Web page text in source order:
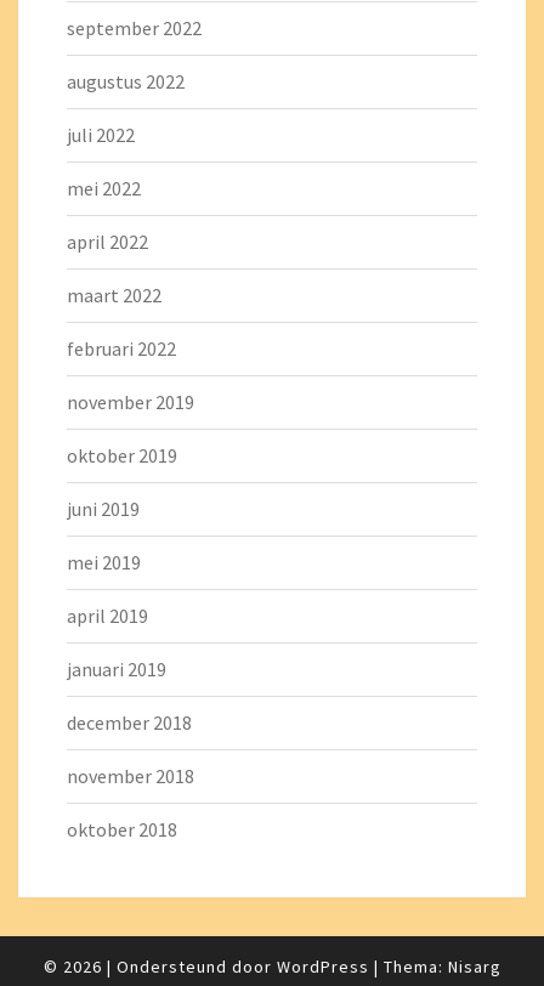
september 2022
augustus 2022
juli 2022
mei 2022
april 2022
maart 2022
februari 2022
november 2019
oktober 2019
juni 2019
mei 2019
april 2019
januari 2019
december 2018
november 2018
oktober 2018
© 2026 | Ondersteund door WordPress | Thema: Nisarg